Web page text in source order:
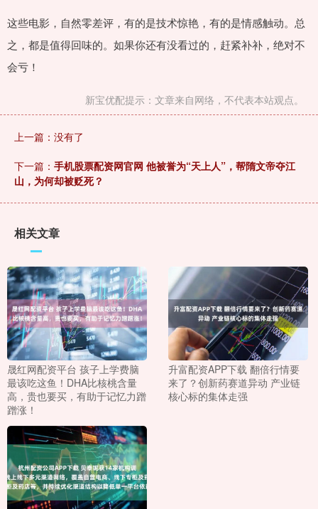
这些电影，自然零差评，有的是技术惊艳，有的是情感触动。总
之，都是值得回味的。如果你还有没看过的，赶紧补补，绝对不
会亏！
新宝优配提示：文章来自网络，不代表本站观点。
上一篇：没有了
下一篇： 手机股票配资网官网 他被誉为“天上人”，帮隋文帝夺江
山，为何却被贬死？
相关文章
晟红网配资平台 孩子上学费脑
最该吃这鱼！DHA比核桃含量
高，贵也要买，有助于记忆力蹭
蹭涨！
升富配资APP下载 翻倍行情要
来了？创新药赛道异动 产业链
核心标的集体走强